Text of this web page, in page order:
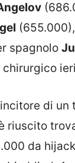
spagnolo
di un
riuscito
da